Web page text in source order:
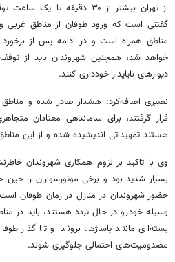
از تهران بیشتر از ۳۰
گفتنی است که ورود طوفان از مناطق
مناطق همراه است و در ادامه پس از
خواهد شد، همچنین شهروندان باید از
دیوارهای ناپایدار خودداری کنند.
قرار گرفتند، برای ساماندهی معتادان
هستند تمهیداتی اندیشیده شده و از این
وی با تاکید بر لزوم همکاری شهروندان
بسیار شدید بود و برخی موتورسواران را حین
حضور شهروندان در منازل در زمان طوفان است
وسیله خودرو در حال تردد هستند، باید در
بسته‌ای مانند پاساژها بروند و تا گذر
مصدومیت‌های احتمالی جلوگیری شوند.